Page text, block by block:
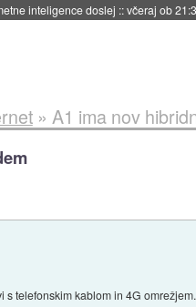
agente umetne inteligence::včeraj ob
» A1 ima nov
telefonskim kablom in 4G